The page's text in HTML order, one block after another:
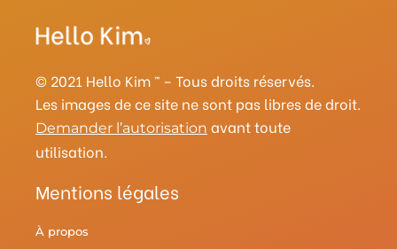
a
g
a
m
e
r
s
t
k
© 2021 Hello Kim ™ – Tous droits réservés.
Les images de ce site ne sont pas libres de droit.
Demander l’autorisation avant toute
utilisation.
Mentions légales
À propos